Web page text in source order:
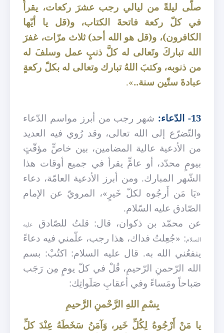
صلّى ليلةً من ليالي رجب عشرَ ركعات، يقرأُ
في كلّ ركعة فاتحةَ الكتاب، و(قل يا أيّها
الكافرون)، و(قل هو الله أحد) ثلاث مرّات، غفرَ
الله تباركَ وتَعالى له كلَّ ذنبٍ عمل وسلفَ له
من ذنوبه، وكتبَ اللهُ تبارك وتعالى له بكلّ ركعةٍ
عبادةَ ستّين سنة..».
13- الدّعاء:
شهر رجب من أبرز مواسم الدّعاء
والتّضرّع إلى الله تعالى، وقد رُوي فيه العديد
من الأدعية عالية المضامين، بين خاصٍّ مؤقّتٍ
بيومٍ محدّد، أو عامٍّ يقرأ في جميع أوقات هذا
الشّهر المبارك. ومن أبرز الأدعية العامّة، دعاء
«يَا مَن أَرجُوه لكلّ خَيرٍ»، المرويّ عن الإمام
الصّادق عليه السّلام.
عن محمّد بن ذكوان، قال: قلتُ للصّادق
عليه
السلام: «جُعِلتُ فداك، هذا رجب، علّمني فيه دعاءً
ينفعُني الله به. قال عليه السلام: اكتُبْ: بسم
الله الرّحمنِ الرّحيمِ، قُلْ في كلّ يومٍ مِن رَجَب
صَباحاً ومَساءً وفي أعقابِ صَلَواتِك:
بِسْمِ اللهِ الرَّحْمنِ الرَّحيمِ
يا مَنْ أَرْجُوهُ لِكُلِّ خَير، وَآمَنُ سَخَطَهُ عِنْدَ كلِّ